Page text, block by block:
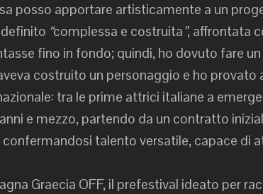
posso apportare artisticamente a un
“complessa e costruita”, affrontata
fino in fondo; quindi, ho dovuto fare
costruito un personaggio e ho provato
tra le prime attrici italiane a
e mezzo, partendo da un contratto
confermandosi talento versatile, capace di
Graecia OFF, il prefestival ideato per